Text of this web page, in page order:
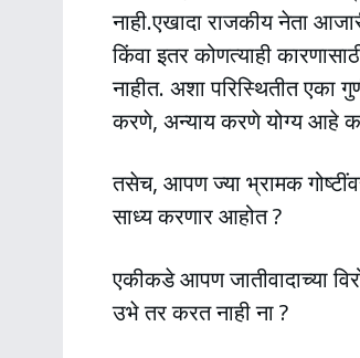
नाही.एखादा राजकीय नेता
किंवा इतर कोणत्याही
नाहीत. अशा परिस्थितीत एका
करणे, अन्याय करणे योग्य आहे
तसेच, आपण ज्या भ्रामक
साध्य करणार आहोत ?
एकीकडे आपण जातीवादाच्या
उभे तर करत नाही ना ?